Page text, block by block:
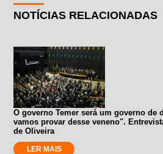
NOTÍCIAS RELACIONADAS
O governo Temer será um governo de
vamos provar desse veneno".
de Oliveira
LER MAIS